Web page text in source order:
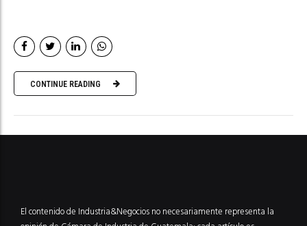
CONTINUE READING
El contenido de Industria&Negocios no necesariamente representa la